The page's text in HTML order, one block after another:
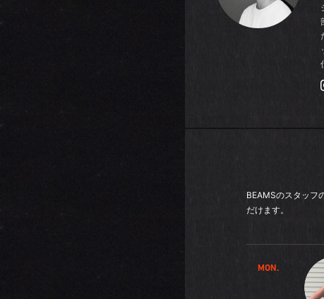
BEAMSのスタッフ
だけます。
MON.